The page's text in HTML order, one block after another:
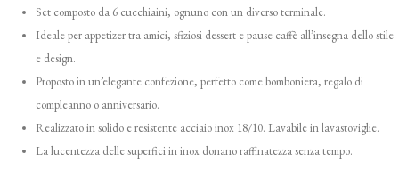
Set composto da 6 cucchiaini, ognuno con un diverso terminale.
Ideale per appetizer tra amici, sfiziosi dessert e pause caffè all’insegna dello stile
e design.
Proposto in un’elegante confezione, perfetto come bomboniera, regalo di
compleanno o anniversario.
Realizzato in solido e resistente acciaio inox 18/10. Lavabile in lavastoviglie.
La lucentezza delle superfici in inox donano raffinatezza senza tempo.